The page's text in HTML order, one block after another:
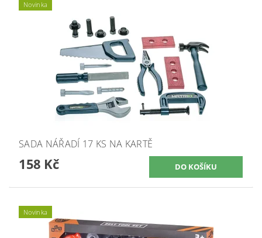
Novinka
SADA NÁŘADÍ 17 KS NA KARTĚ
158 Kč
Novinka